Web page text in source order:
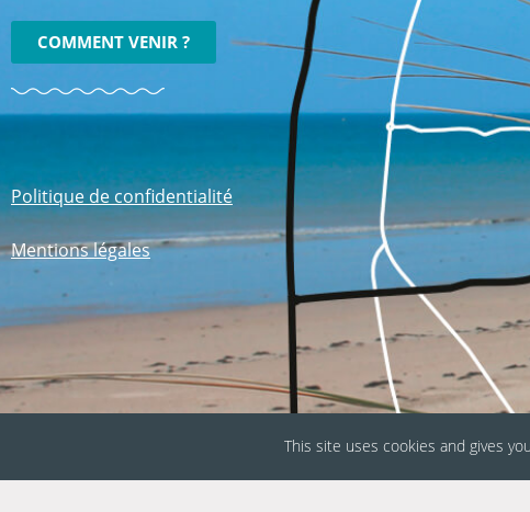
COMMENT VENIR ?
Politique de confidentialité
Mentions légales
This site uses cookies and gives